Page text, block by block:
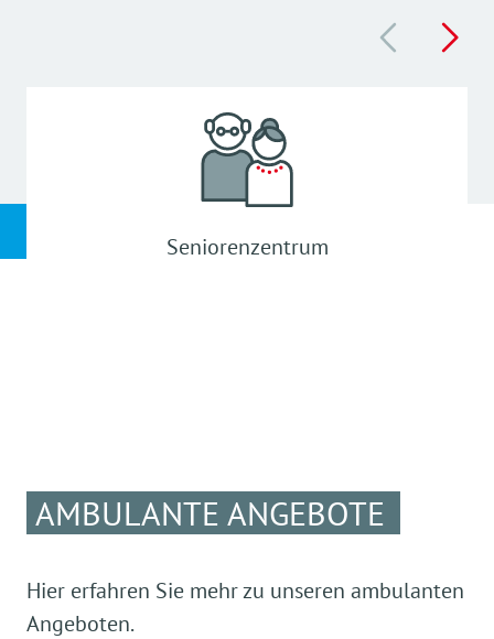
Seniorenzentrum
AMBULANTE ANGEBOTE
Hier erfahren Sie mehr zu unseren ambulanten
Angeboten.